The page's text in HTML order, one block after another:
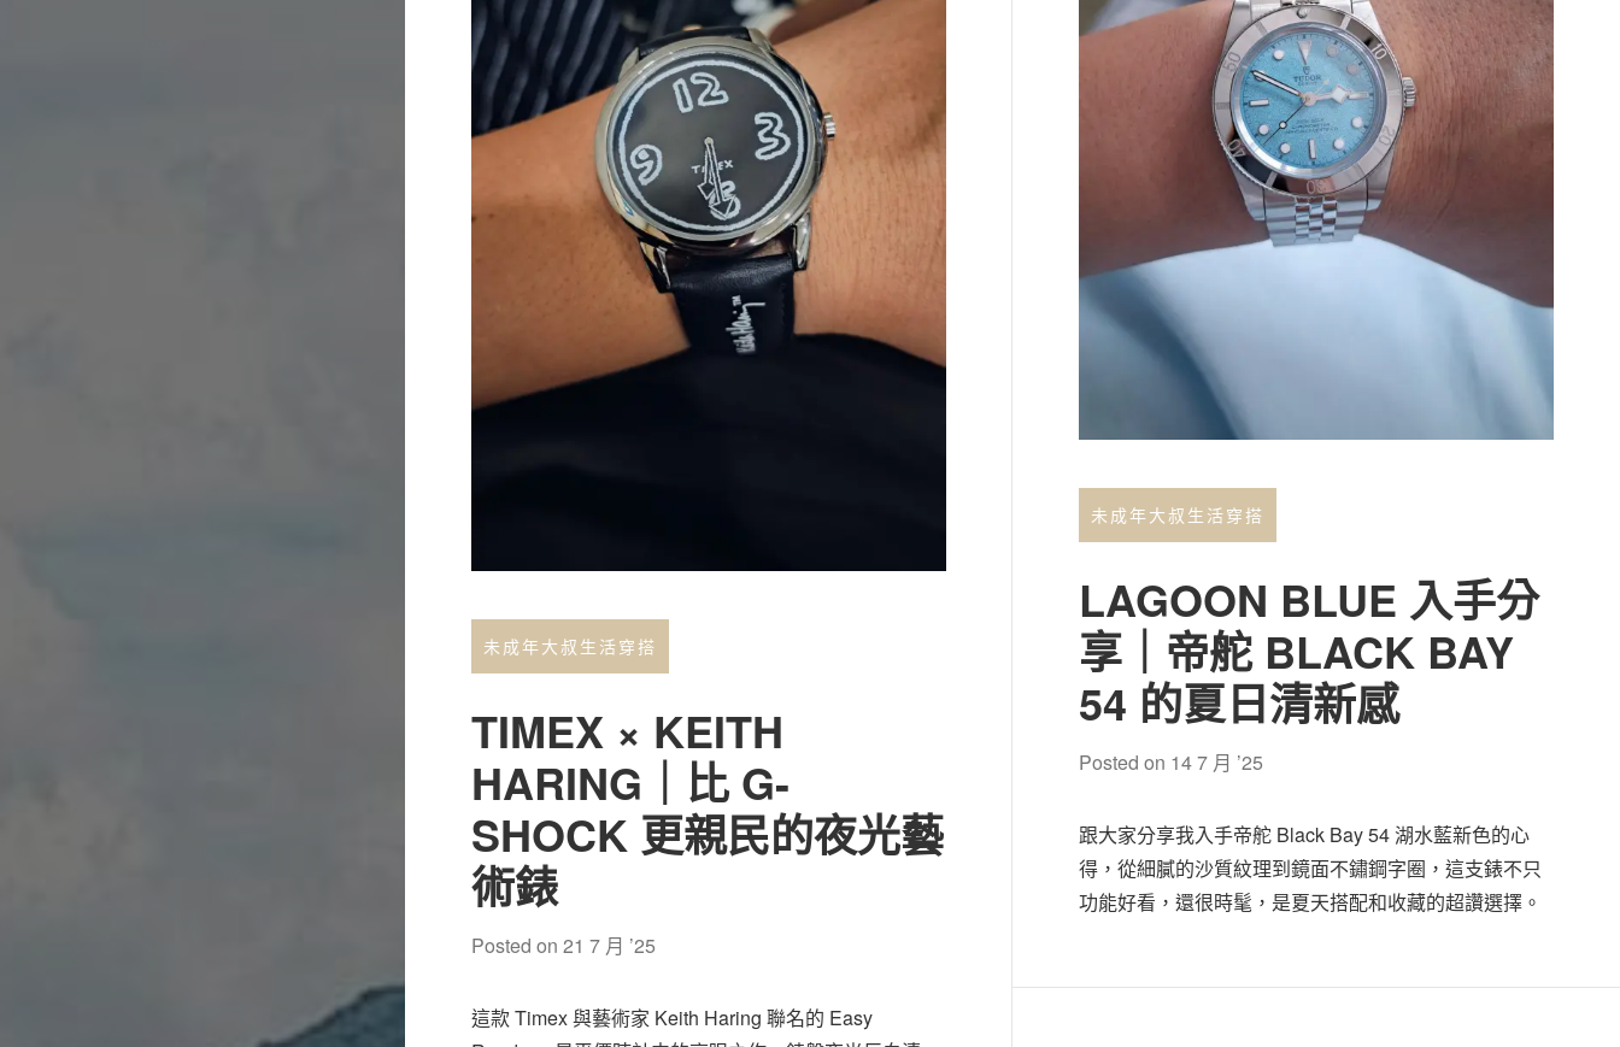
未成年大叔生活穿搭
TIMEX × KEITH
HARING｜比 G-
SHOCK 更親民的夜光藝
術錶
Posted on21 7 月 ’25
這款 Timex 與藝術家 Keith Haring 聯名的 Easy
未成年大叔生活穿搭
LAGOON BLUE 入手分
享｜帝舵 BLACK BAY
54 的夏日清新感
Posted on 14 7 月 ’25
跟大家分享我入手帝舵 Black Bay 54 湖水藍新色的心
得，從細膩的沙質紋理到鏡面不鏽鋼字圈，這支錶不只
功能好看，還很時髦，是夏天搭配和收藏的超讚選擇。